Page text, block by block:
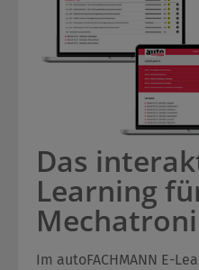
Das
Learning
Im autoFACHMANN E-